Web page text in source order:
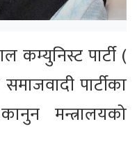
कम्युनिस्ट पार्टी (
पार्टीका
मन्त्रालयको